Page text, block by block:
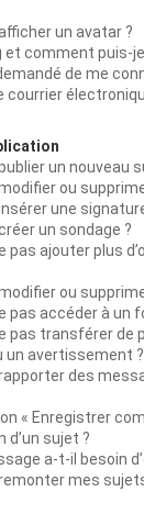
un avatar ?
et comment puis-
de me
courrier
un nouveau
ou
une
un sondage ?
pas ajouter plus
ou
pas accéder à un
pas transférer de
un avertissement ?
des
« Enregistrer
d’un sujet ?
a-t-il besoin
mes